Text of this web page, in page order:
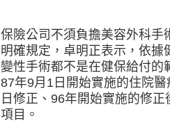
保險公司不須負擔美容外科手
明確規定，卓明正表示，依
變性手術都不是在健保給付
87年9月1日開始實施的住院
日修正、96年開始實施的修
項目。